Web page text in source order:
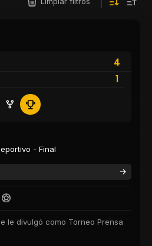
4
1
- Final
le divulgó como Torneo Prensa